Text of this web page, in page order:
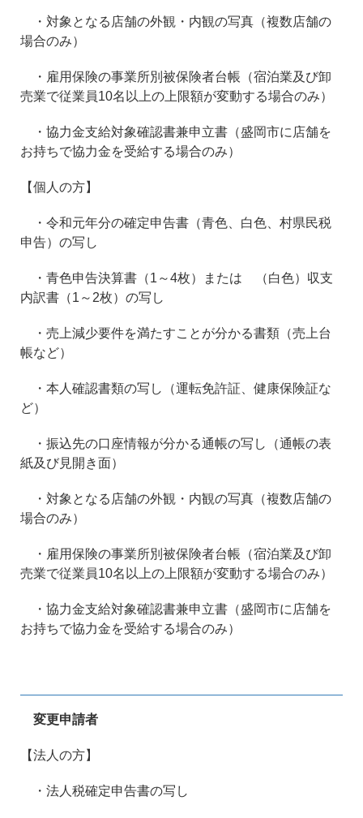
・対象となる店舗の外観・内観の写真（複数店舗の
場合のみ）
・雇用保険の事業所別被保険者台帳（宿泊業及び卸
売業で従業員10名以上の上限額が変動する場合のみ）
・協力金支給対象確認書兼申立書（盛岡市に店舗を
お持ちで協力金を受給する場合のみ）
【個人の方】
・令和元年分の確定申告書（青色、白色、村県民税
申告）の写し
・青色申告決算書（1～4枚）または （白色）収支
内訳書（1～2枚）の写し
・売上減少要件を満たすことが分かる書類（売上台
帳など）
・本人確認書類の写し（運転免許証、健康保険証な
ど）
・振込先の口座情報が分かる通帳の写し（通帳の表
紙及び見開き面）
・対象となる店舗の外観・内観の写真（複数店舗の
場合のみ）
・雇用保険の事業所別被保険者台帳（宿泊業及び卸
売業で従業員10名以上の上限額が変動する場合のみ）
・協力金支給対象確認書兼申立書（盛岡市に店舗を
お持ちで協力金を受給する場合のみ）
変更申請者
【法人の方】
・法人税確定申告書の写し